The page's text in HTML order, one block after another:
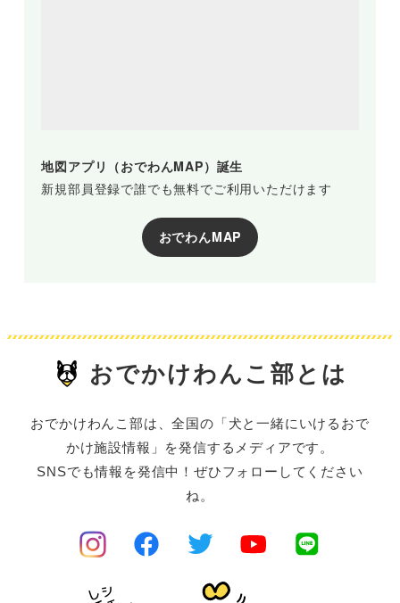
地図アプリ（おでわんMAP）誕生
新規部員登録で誰でも無料でご利用いただけます
おでわんMAP
おでかけわんこ部とは
おでかけわんこ部は、全国の「犬と一緒にいけるおで
かけ施設情報」を発信するメディアです。
SNSでも情報を発信中！ぜひフォローしてください
ね。